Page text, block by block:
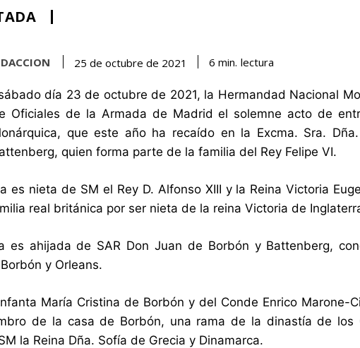
25 de octubre de 2021 6 min. lectura
día 23 de octubre de 2021, la Hermandad Nacional
Oficiales de la Armada de Madrid el solemne acto de
que este año ha recaído en la Excma. Sra.
quien forma parte de la familia del Rey Felipe VI.
es nieta de SM el Rey D. Alfonso XIII y la Reina Victoria
real británica por ser nieta de la reina Victoria de
es ahijada de SAR Don Juan de Borbón y Battenberg,
y Orleans.
María Cristina de Borbón y del Conde Enrico Marone-
de la casa de Borbón, una rama de la dinastía de
la Reina Dña. Sofía de Grecia y Dinamarca.